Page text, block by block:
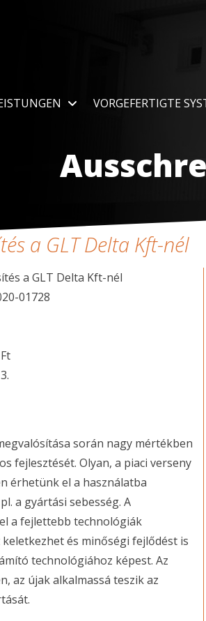
VORGEFERTIGTE
a GLT Delta Kft-nél
a GLT Delta Kft-nél
01728
során nagy mértékben
fejlesztését. Olyan, a piaci verseny
érhetünk el a használatba
a gyártási sebesség. A
a fejlettebb technológiák
és minőségi fejlődést is
technológiához képest. Az
az újak alkalmassá teszik az